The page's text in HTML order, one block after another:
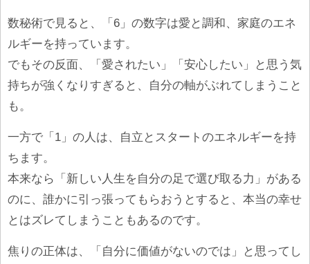
数秘術で見ると、「6」の数字は愛と調和、家庭のエネ
ルギーを持っています。
でもその反面、「愛されたい」「安心したい」と思う気
持ちが強くなりすぎると、自分の軸がぶれてしまうこと
も。
一方で「1」の人は、自立とスタートのエネルギーを持
ちます。
本来なら「新しい人生を自分の足で選び取る力」がある
のに、誰かに引っ張ってもらおうとすると、本当の幸せ
とはズレてしまうこともあるのです。
焦りの正体は、「自分に価値がないのでは」と思ってし